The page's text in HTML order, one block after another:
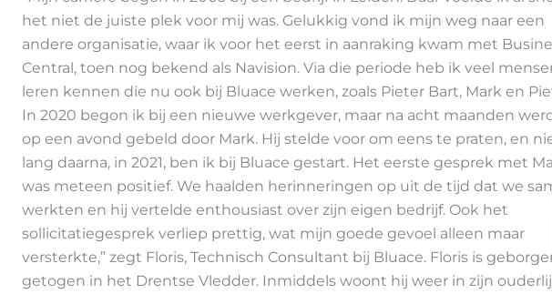
het niet de juiste plek voor mij was. Gelukkig vond ik mijn weg naar een
andere organisatie, waar ik voor het eerst in aanraking kwam met
Central, toen nog bekend als Navision. Via die periode heb ik veel
leren kennen die nu ook bij Bluace werken, zoals Pieter Bart, Mark en
In 2020 begon ik bij een nieuwe werkgever, maar na acht maanden
op een avond gebeld door Mark. Hij stelde voor om eens te praten, en
lang daarna, in 2021, ben ik bij Bluace gestart. Het eerste gesprek met
was meteen positief. We haalden herinneringen op uit de tijd dat we
werkten en hij vertelde enthousiast over zijn eigen bedrijf. Ook het
sollicitatiegesprek verliep prettig, wat mijn goede gevoel alleen maar
versterkte,” zegt Floris, Technisch Consultant bij Bluace. Floris is
getogen in het Drentse Vledder. Inmiddels woont hij weer in zijn